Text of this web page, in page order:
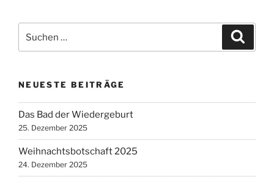
nach:
NEUESTE BEITRÄGE
Das Bad der Wiedergeburt
25. Dezember 2025
Weihnachtsbotschaft 2025
24. Dezember 2025